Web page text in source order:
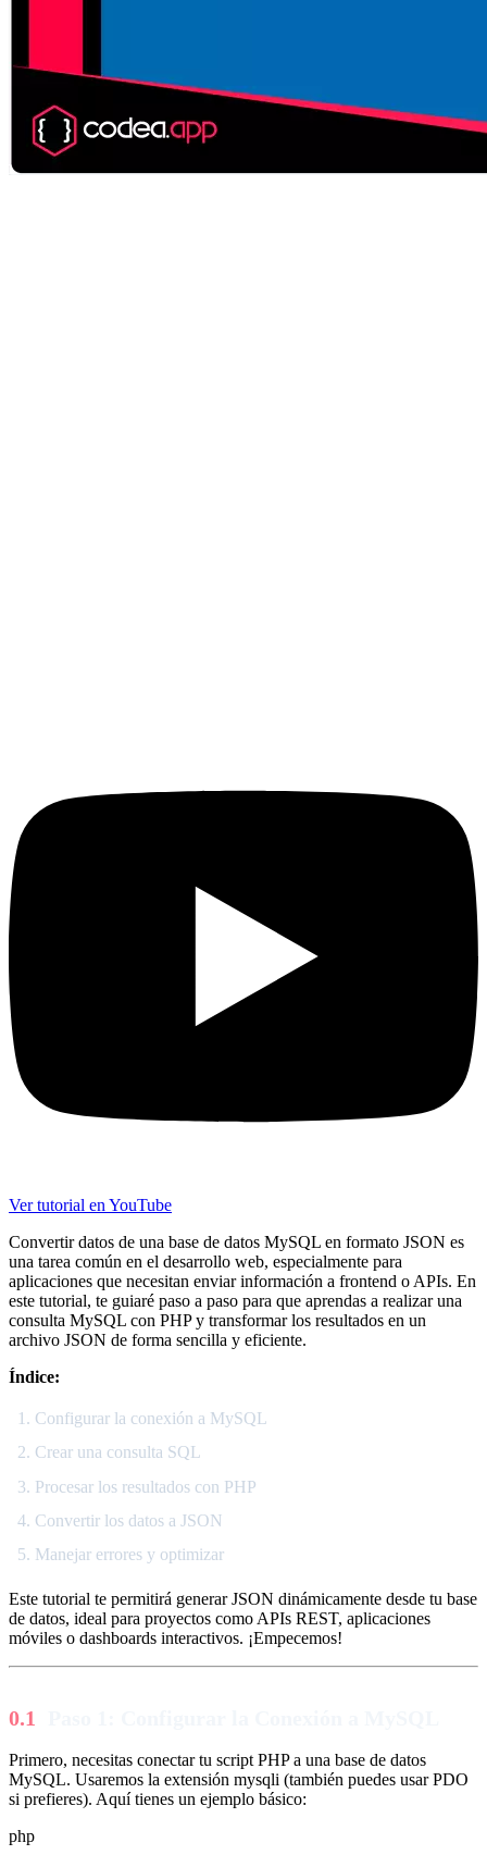
Ver tutorial en YouTube
Convertir datos de una base de datos MySQL en formato JSON es
una tarea común en el desarrollo web, especialmente para
aplicaciones que necesitan enviar información a frontend o APIs. En
este tutorial, te guiaré paso a paso para que aprendas a realizar una
consulta MySQL con PHP y transformar los resultados en un
archivo JSON de forma sencilla y eficiente.
Índice:
Configurar la conexión a MySQL
Crear una consulta SQL
Procesar los resultados con PHP
Convertir los datos a JSON
Manejar errores y optimizar
Este tutorial te permitirá generar JSON dinámicamente desde tu base
de datos, ideal para proyectos como APIs REST, aplicaciones
móviles o dashboards interactivos. ¡Empecemos!
Primero, necesitas conectar tu script PHP a una base de datos
MySQL. Usaremos la extensión mysqli (también puedes usar PDO
si prefieres). Aquí tienes un ejemplo básico:
php